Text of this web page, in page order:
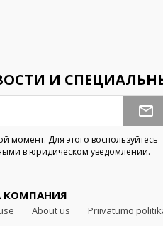
И
момент. Для этого воспользуйтесь
в юридическом уведомлении.
КОМПАНИЯ
About us Priivatumo